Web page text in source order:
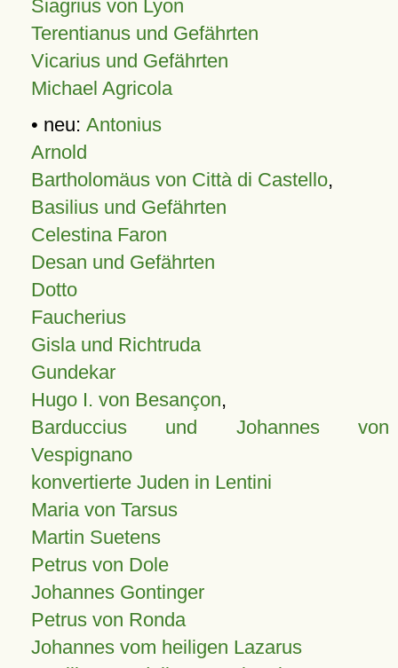
Siagrius von Lyon
Terentianus und Gefährten
Vicarius und Gefährten
Michael Agricola
• neu: Antonius
Arnold
Bartholomäus von Città di Castello,
Basilius und Gefährten
Celestina Faron
Desan und Gefährten
Dotto
Faucherius
Gisla und Richtruda
Gundekar
Hugo I. von Besançon,
Barduccius und Johannes von
Vespignano
konvertierte Juden in Lentini
Maria von Tarsus
Martin Suetens
Petrus von Dole
Johannes Gontinger
Petrus von Ronda
Johannes vom heiligen Lazarus